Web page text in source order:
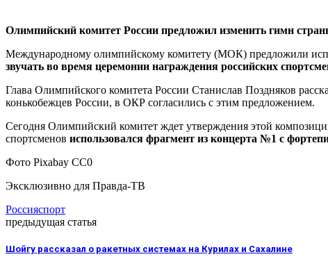
Олимпийский комитет России предложил изменить гимн
Международному олимпийскому комитету (МОК) предложили
звучать во время церемонии награждения российских
Глава Олимпийского комитета России Станислав Поздняков
конькобежцев России, в ОКР согласились с этим предложением.
Сегодня Олимпийский комитет ждет утверждения этой
спортсменов использовался фрагмент из концерта №1 с
Фото Pixabay CC0
Эксклюзивно для Правда-ТВ
Россияспорт
предыдущая статья
Шойгу рассказал о ракетных системах на Курилах и Сахалине